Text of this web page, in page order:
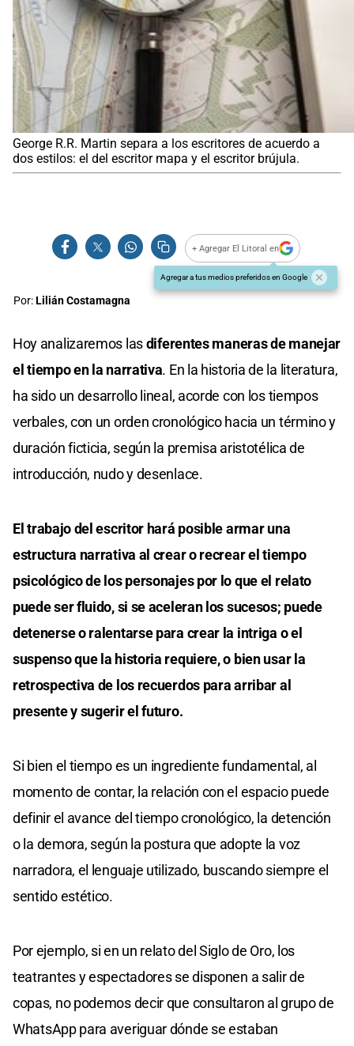
George R.R. Martin separa a los escritores de acuerdo a
dos estilos: el del escritor mapa y el escritor brújula.
+ Agregar El Litoral en
Agregar a tus medios preferidos en Google
Por:Lilián Costamagna
Hoy analizaremos lasdiferentes maneras de manejar
el tiempo en la narrativa. En la historia de la literatura,
ha sido un desarrollo lineal, acorde con los tiempos
verbales, con un orden cronológico hacia un término y
duración ficticia, según la premisa aristotélica de
introducción, nudo y desenlace.
El trabajo del escritor hará posible armar una
estructura narrativa al crear o recrear el tiempo
psicológico de los personajes por lo que el relato
puede ser fluido, si se aceleran los sucesos; puede
detenerse o ralentarse para crear la intriga o el
suspenso que la historia requiere, o bien usar la
retrospectiva de los recuerdos para arribar al
presente y sugerir el futuro.
Si bien el tiempo es un ingrediente fundamental, al
momento de contar, la relación con el espacio puede
definir el avance del tiempo cronológico, la detención
o la demora, según la postura que adopte la voz
narradora, el lenguaje utilizado, buscando siempre el
sentido estético.
Por ejemplo, si en un relato del Siglo de Oro, los
teatrantes y espectadores se disponen a salir de
copas, no podemos decir que consultaron al grupo de
WhatsApp para averiguar dónde se estaban